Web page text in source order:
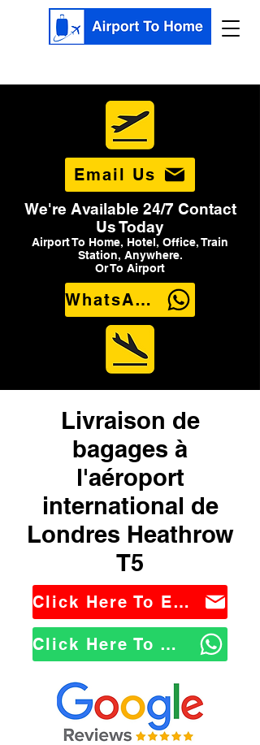
Email Us
We're Available 24/7 Contact
Us Today
Airport To Home, Hotel, Office, Train
Station, Anywhere.
Or To Airport
WhatsApp Us
Livraison de
bagages à
l'aéroport
international de
Londres Heathrow
T5
Click Here To Email Us
Click Here To WhatsApp Us